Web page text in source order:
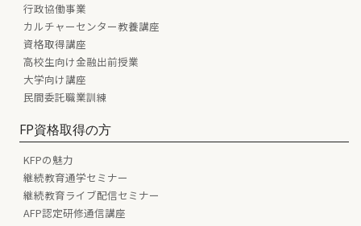
行政協働事業
カルチャーセンター教養講座
資格取得講座
高校生向け金融出前授業
大学向け講座
民間委託職業訓練
FP資格取得の方
KFPの魅力
継続教育通学セミナー
継続教育ライブ配信セミナー
AFP認定研修通信講座